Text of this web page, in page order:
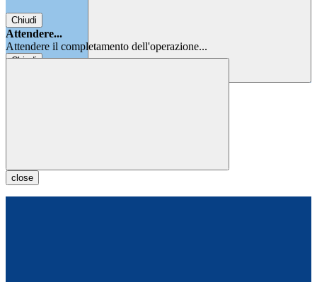
Chiudi
Attendere...
Attendere il completamento dell'operazione...
Chiudi
close